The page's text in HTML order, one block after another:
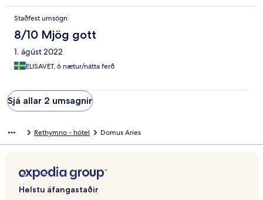
Staðfest umsögn
8/10 Mjög gott
1. ágúst 2022
ELISAVET, 6 nætur/nátta ferð
Sjá allar 2 umsagnir
Rethymno - hótel Domus Aries
Helstu áfangastaðir